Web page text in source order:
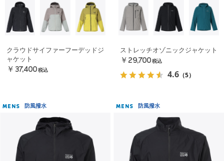
クラウドサイファーフーデッドジ
ャケット
￥37,400 税込
ストレッチオゾニックジャケット
￥29,700 税込
4.6 （5）
MENS 防風撥水 MENS 防風撥水